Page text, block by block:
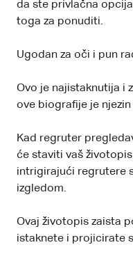
da ste privlačna
toga za ponuditi.
Ugodan za oči i pun
Ovo je najistaknutija i
ove biografije je njezin
Kad regruter
će staviti vaš
intrigirajući regrutere
izgledom.
Ovaj životopis zaista
istaknete i projicirate